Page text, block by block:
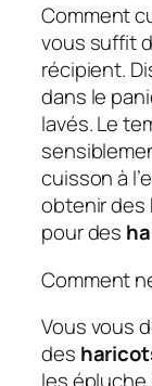
Comment
vous suffit
récipient.
dans le
lavés. Le
cuisson à
obtenir des
pour des
Comment
Vous vous
des